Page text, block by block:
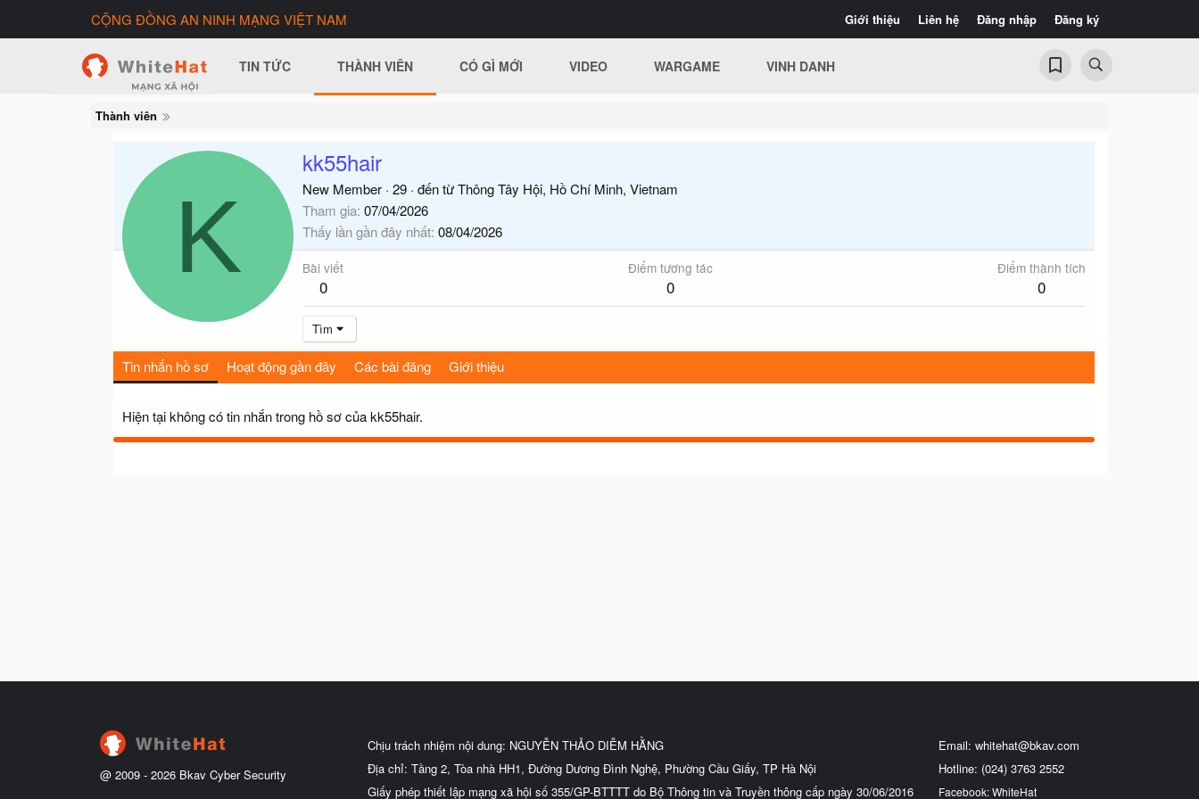
Giới thiệu Liên hệ Đăng nhập Đăng ký
CỘNG ĐỒNG AN NINH MẠNG VIỆT NAM
TIN TỨC THÀNH VIÊN CÓ GÌ MỚI VIDEO WARGAME VINH DANH
Thành viên
K
kk55hair
New Member · 29 · đến từThông Tây Hội, Hồ Chí Minh, Vietnam
Tham gia 07/04/2026
Thấy lần gần đây nhất 08/04/2026
Bài viết
0
Điểm tương tác
0
Điểm thành tích
0
Tìm
Tin nhắn hồ sơ Hoạt động gần đây Các bài đăng Giới thiệu
Hiện tại không có tin nhắn trong hồ sơ của kk55hair.
@ 2009 - 2026 Bkav Cyber Security
Chịu trách nhiệm nội dung: NGUYỄN THẢO DIỄM HẰNG
Địa chỉ: Tầng 2, Tòa nhà HH1, Đường Dương Đình Nghệ, Phường Cầu Giấy, TP Hà Nội
Giấy phép thiết lập mạng xã hội số 355/GP-BTTTT do Bộ Thông tin và Truyền thông cấp ngày 30/06/2016
Email: whitehat@bkav.com
Hotline: (024) 3763 2552
Facebook: WhiteHat